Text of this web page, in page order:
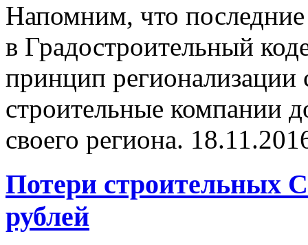
Напомним, что
в Градостроительный
принцип регионализации
строительные компании
своего региона.
Потери строительных
рублей